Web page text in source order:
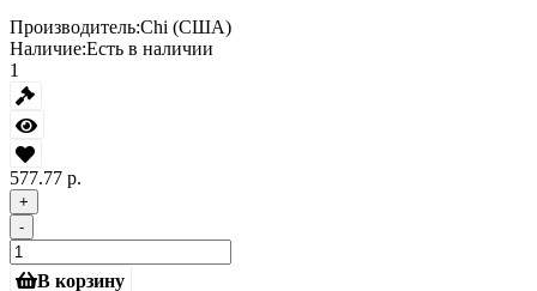
Производитель:Chi (США)
Наличие:Есть в наличии
1
577.77 р.
+
-
В корзину